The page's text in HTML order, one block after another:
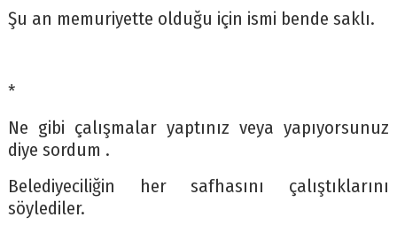
Şu an memuriyette olduğu için ismi bende saklı.
*
Ne gibi çalışmalar yaptınız veya yapıyorsunuz
diye sordum .
Belediyeciliğin her safhasını çalıştıklarını
söylediler.